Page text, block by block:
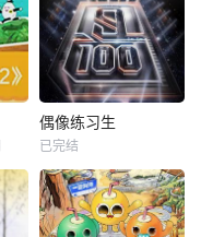
偶像练习生
已完结